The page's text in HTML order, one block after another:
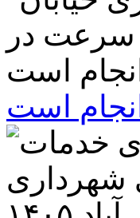
است